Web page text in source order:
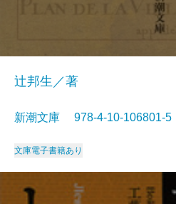
辻邦生／著
新潮文庫 978-4-10-
文庫電子書籍あり